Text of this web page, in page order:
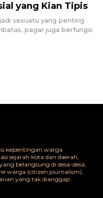
yang Kian Tipis
sesuatu yang penting
pagar juga berfungsi
kepentingan warga
sejarah kota dan daerah,
belangsung di desa-desa,
warga (citizen journalism),
yang tak dianggap